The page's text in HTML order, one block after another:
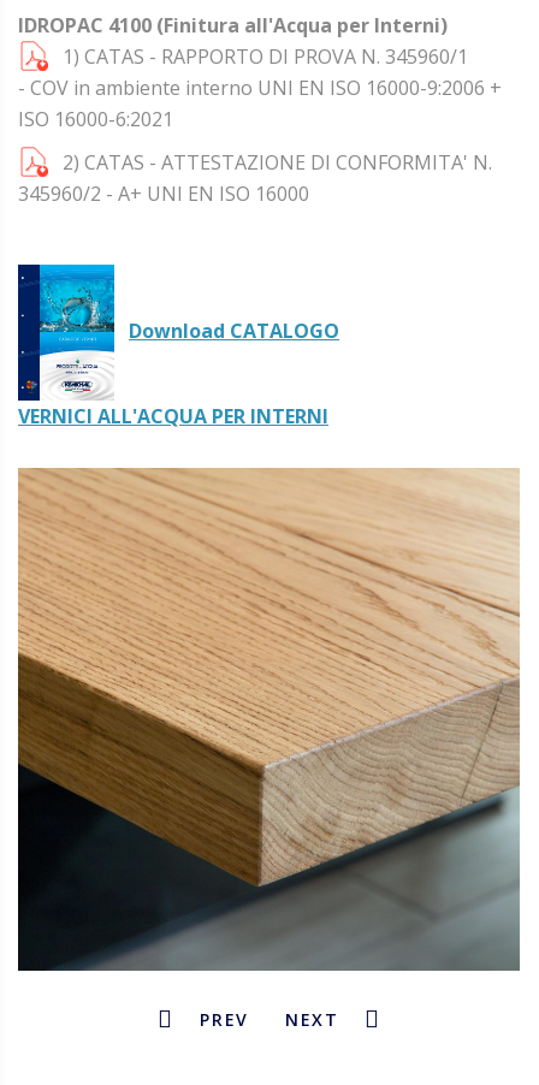
IDROPAC 4100 (Finitura all'Acqua per Interni)
1) CATAS - RAPPORTO DI PROVA N. 345960/1
- COV in ambiente interno UNI EN ISO 16000-9:2006 +
ISO 16000-6:2021
2) CATAS - ATTESTAZIONE DI CONFORMITA' N.
345960/2 - A+ UNI EN ISO 16000
Download CATALOGO
VERNICI ALL'ACQUA PER INTERNI
PREV NEXT